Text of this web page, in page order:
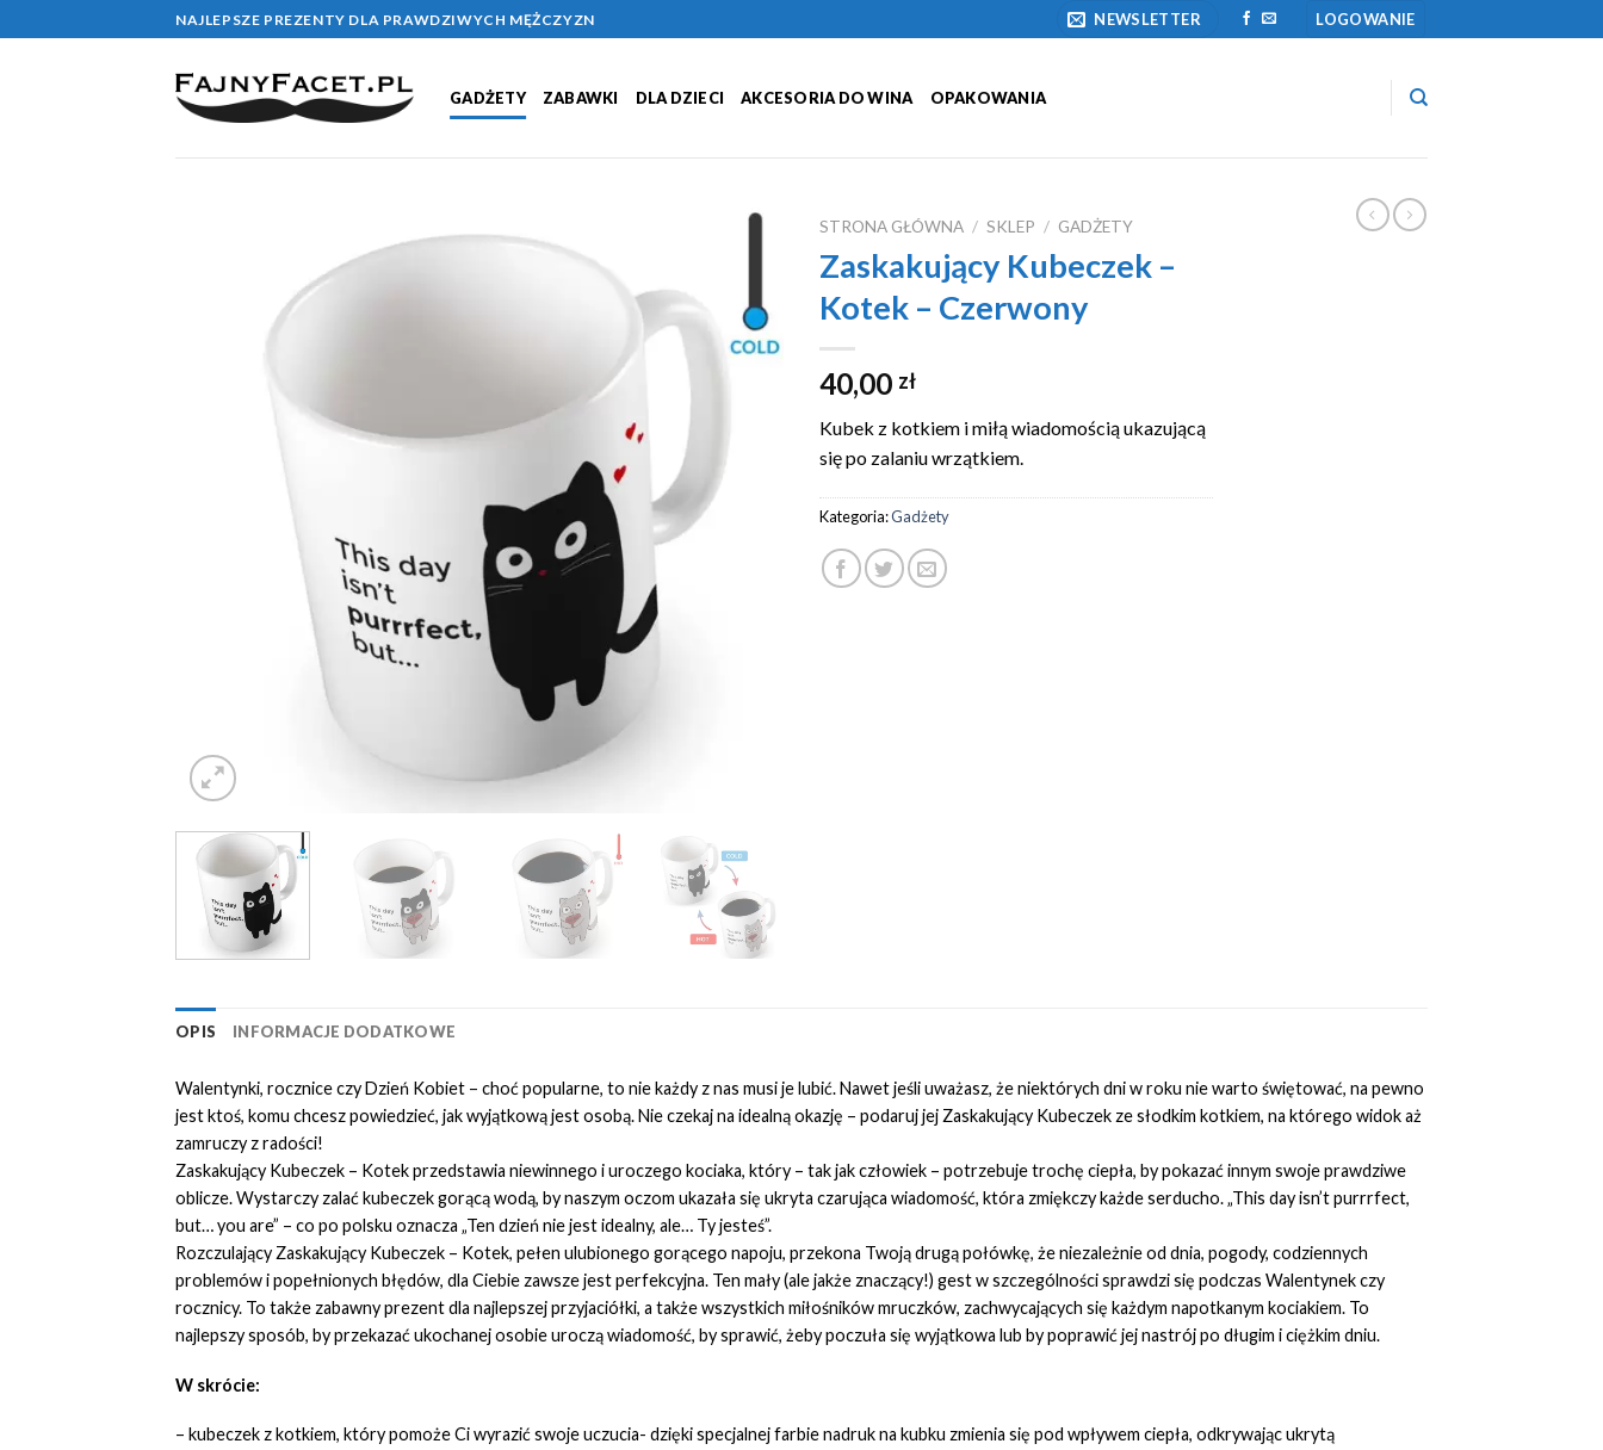
to
NAJLEPSZE PREZENTY DLA PRAWDZIWYCH MĘŻCZYZN NEWSLETTER LOGOWANIE
GADŻETY ZABAWKI DLA DZIECI AKCESORIA DO WINA OPAKOWANIA
Wishlist
STRONA GŁÓWNA / SKLEP / GADŻETY
Zaskakujący Kubeczek –
Kotek – Czerwony
40,00 zł
Kubek z kotkiem i miłą wiadomością ukazującą
się po zalaniu wrzątkiem.
Kategoria:Gadżety
OPIS INFORMACJE DODATKOWE
Walentynki, rocznice czy Dzień Kobiet – choć popularne, to nie każdy z nas musi je lubić. Nawet jeśli uważasz, że niektórych dni w roku nie warto świętować, na pewno
jest ktoś, komu chcesz powiedzieć, jak wyjątkową jest osobą. Nie czekaj na idealną okazję – podaruj jej Zaskakujący Kubeczek ze słodkim kotkiem, na którego widok aż
zamruczy z radości!
Zaskakujący Kubeczek – Kotek przedstawia niewinnego i uroczego kociaka, który – tak jak człowiek – potrzebuje trochę ciepła, by pokazać innym swoje prawdziwe
oblicze. Wystarczy zalać kubeczek gorącą wodą, by naszym oczom ukazała się ukryta czarująca wiadomość, która zmiękczy każde serducho. „This day isn’t purrrfect,
but… you are” – co po polsku oznacza „Ten dzień nie jest idealny, ale… Ty jesteś”.
Rozczulający Zaskakujący Kubeczek – Kotek, pełen ulubionego gorącego napoju, przekona Twoją drugą połówkę, że niezależnie od dnia, pogody, codziennych
problemów i popełnionych błędów, dla Ciebie zawsze jest perfekcyjna. Ten mały (ale jakże znaczący!) gest w szczególności sprawdzi się podczas Walentynek czy
rocznicy. To także zabawny prezent dla najlepszej przyjaciółki, a także wszystkich miłośników mruczków, zachwycających się każdym napotkanym kociakiem. To
najlepszy sposób, by przekazać ukochanej osobie uroczą wiadomość, by sprawić, żeby poczuła się wyjątkowa lub by poprawić jej nastrój po długim i ciężkim dniu.
W skrócie:
– kubeczek z kotkiem, który pomoże Ci wyrazić swoje uczucia- dzięki specjalnej farbie nadruk na kubku zmienia się pod wpływem ciepła, odkrywając ukrytą